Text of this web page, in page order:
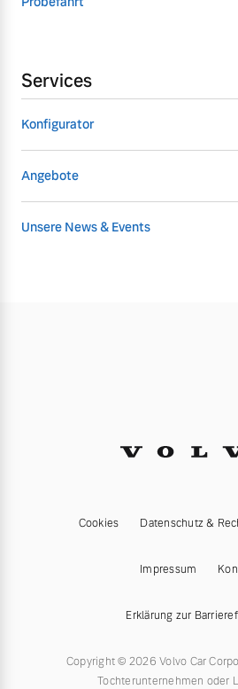
Services
Konfigurator
Angebote
Unsere News & Events
Cookies Datenschutz &
Impressum
Erklärung zur
Copyright © 2026 Volvo Car
Tochterunternehmen oder